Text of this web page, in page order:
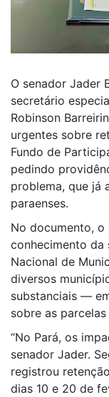
O senador Jader
secretário
Robinson
urgentes sobre
Fundo de
pedindo
problema, que já
paraenses.
No documento,
conhecimento da
Nacional de
diversos
substanciais —
sobre as
“No Pará, os
senador Jader.
registrou
dias 10 e 20 de